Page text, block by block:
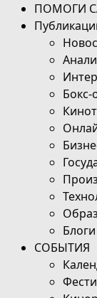
ПОМОГИ
Бокс-
Блоги
СОБЫТИЯ